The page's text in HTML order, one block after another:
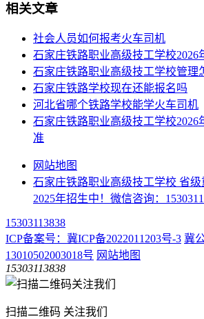
相关文章
社会人员如何报考火车司机
石家庄铁路职业高级技工学校2026
石家庄铁路职业高级技工学校管理
石家庄铁路学校现在还能报名吗
河北省哪个铁路学校能学火车司机
石家庄铁路职业高级技工学校2026
准
网站地图
石家庄铁路职业高级技工学校 省
2025年招生中！微信咨询：
15303113838
ICP备案号：冀ICP备2022011203号-3 冀
13010502003018号 网站地图
15303113838
扫描二维码 关注我们